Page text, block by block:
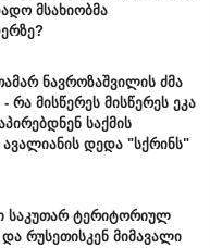
მსახიობმა
ნავროზაშვილის ძმა
- რა მისწერეს მისწერეს ეკა
საქმის
დედა "სქრინს"
საკუთარ ტერიტორიულ
რუსეთისკენ მიმავალი